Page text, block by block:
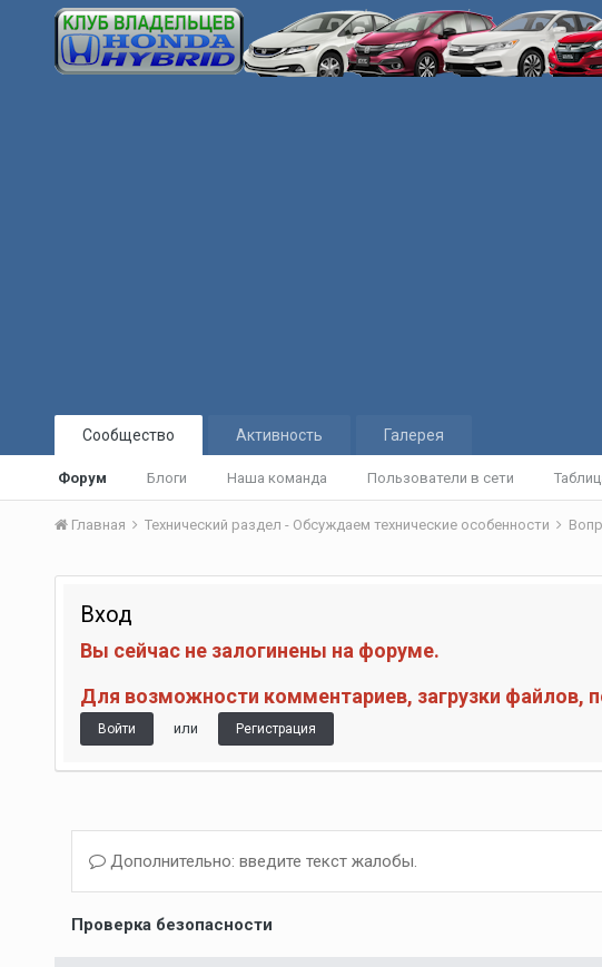
Сообщество
Форум Блоги Наша команда Пользователи в сети
Активность Галерея
Главная Технический раздел - Обсуждаем технические особенности
Вход
Вы сейчас не залогинены на форуме.
Для возможности комментариев, загрузки файлов,
Войти или Регистрация
Дополнительно: введите текст жалобы.
Проверка безопасности